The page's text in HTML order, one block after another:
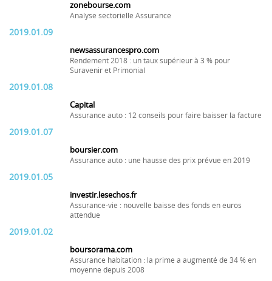
zonebourse.com
Analyse sectorielle Assurance
2019.01.09
newsassurancespro.com
Rendement 2018 : un taux supérieur à 3 % pour
Suravenir et Primonial
2019.01.08
Capital
Assurance auto : 12 conseils pour faire baisser la facture
2019.01.07
boursier.com
Assurance auto : une hausse des prix prévue en 2019
2019.01.05
investir.lesechos.fr
Assurance-vie : nouvelle baisse des fonds en euros
attendue
2019.01.02
boursorama.com
Assurance habitation : la prime a augmenté de 34 % en
moyenne depuis 2008